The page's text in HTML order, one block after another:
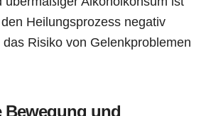
Heilungsprozess negativ
Risiko von Gelenkproblemen
Bewegung und